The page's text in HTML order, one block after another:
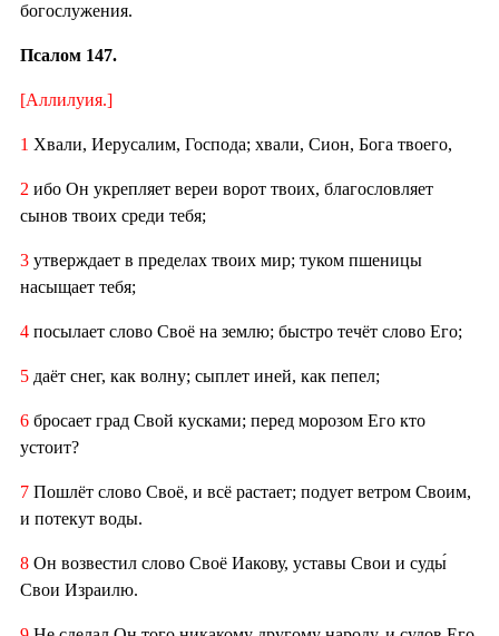
богослужения.
Псалом 147.
[Аллилуия.]
1 Хвали, Иерусалим, Господа; хвали, Сион, Бога твоего,
2 ибо Он укрепляет вереи ворот твоих, благословляет
сынов твоих среди тебя;
3 утверждает в пределах твоих мир; туком пшеницы
насыщает тебя;
4 посылает слово Своё на землю; быстро течёт слово Его;
5 даёт снег, как волну; сыплет иней, как пепел;
6 бросает град Свой кусками; перед морозом Его кто
устоит?
7 Пошлёт слово Своё, и всё растает; подует ветром Своим,
и потекут воды.
8 Он возвестил слово Своё Иакову, уставы Свои и суды́
Свои Израилю.